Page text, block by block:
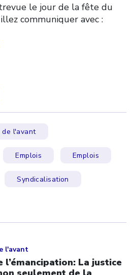
le jour de la fête du
communiquer avec :
l'avant
Emplois Emplois
Syndicalisation
l'avant
l’émancipation: La justice